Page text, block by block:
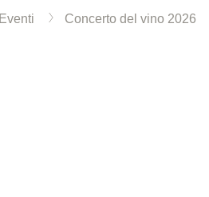
Eventi Concerto del vino 2026